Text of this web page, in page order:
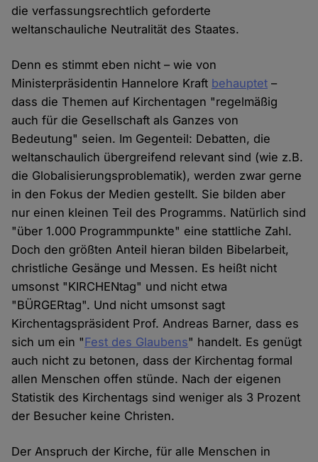
die verfassungsrechtlich geforderte
weltanschauliche Neutralität des Staates.
Denn es stimmt eben nicht – wie von
Ministerpräsidentin Hannelore Kraft behauptet –
dass die Themen auf Kirchentagen "regelmäßig
auch für die Gesellschaft als Ganzes von
Bedeutung" seien. Im Gegenteil: Debatten, die
weltanschaulich übergreifend relevant sind (wie z.B.
die Globalisierungsproblematik), werden zwar gerne
in den Fokus der Medien gestellt. Sie bilden aber
nur einen kleinen Teil des Programms. Natürlich sind
"über 1.000 Programmpunkte" eine stattliche Zahl.
Doch den größten Anteil hieran bilden Bibelarbeit,
christliche Gesänge und Messen. Es heißt nicht
umsonst "KIRCHENtag" und nicht etwa
"BÜRGERtag". Und nicht umsonst sagt
Kirchentagspräsident Prof. Andreas Barner, dass es
sich um ein "Fest des Glaubens" handelt. Es genügt
auch nicht zu betonen, dass der Kirchentag formal
allen Menschen offen stünde. Nach der eigenen
Statistik des Kirchentags sind weniger als 3 Prozent
der Besucher keine Christen.
Der Anspruch der Kirche, für alle Menschen in